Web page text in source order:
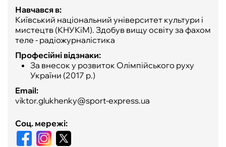
БУКМЕКЕРИ
Навчався в:
Київський національний університет культури і
мистецтв (КНУКіМ). Здобув вищу освіту за фахом
теле - радіожурналістика
Професійні відзнаки:
За внесок у розвиток Олімпійського руху
України (2017 р.)
Email:
viktor.glukhenky@sport-express.ua
Соц. мережі: